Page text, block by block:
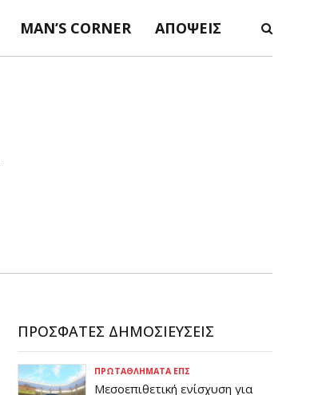
MAN’S CORNER ΑΠΌΨΕΙΣ
ΠΡΌΣΦΑΤΕΣ ΔΗΜΟΣΙΕΎΣΕΙΣ
ΠΡΩΤΑΘΛΉΜΑΤΑ ΕΠΣ
Μεσοεπιθετική ενίσχυση για